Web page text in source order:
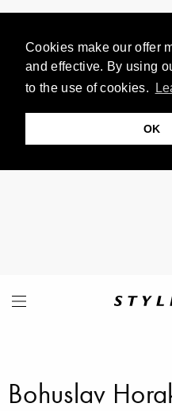
Cookies make our offer
and effective. By using
to the use of cookies.
OK
Bohuslav